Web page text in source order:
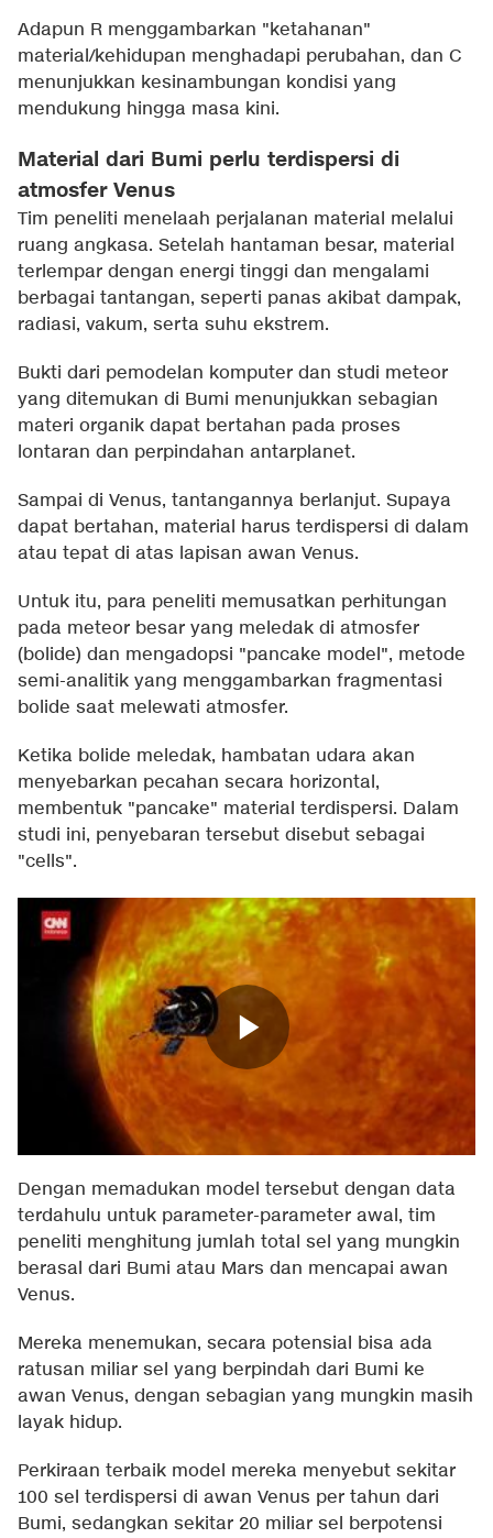
Adapun R menggambarkan "ketahanan"
material/kehidupan menghadapi perubahan, dan C
menunjukkan kesinambungan kondisi yang
mendukung hingga masa kini.
Material dari Bumi perlu terdispersi di
atmosfer Venus
Tim peneliti menelaah perjalanan material melalui
ruang angkasa. Setelah hantaman besar, material
terlempar dengan energi tinggi dan mengalami
berbagai tantangan, seperti panas akibat dampak,
radiasi, vakum, serta suhu ekstrem.
Bukti dari pemodelan komputer dan studi meteor
yang ditemukan di Bumi menunjukkan sebagian
materi organik dapat bertahan pada proses
lontaran dan perpindahan antarplanet.
Sampai di Venus, tantangannya berlanjut. Supaya
dapat bertahan, material harus terdispersi di dalam
atau tepat di atas lapisan awan Venus.
Untuk itu, para peneliti memusatkan perhitungan
pada meteor besar yang meledak di atmosfer
(bolide) dan mengadopsi "pancake model", metode
semi-analitik yang menggambarkan fragmentasi
bolide saat melewati atmosfer.
Ketika bolide meledak, hambatan udara akan
menyebarkan pecahan secara horizontal,
membentuk "pancake" material terdispersi. Dalam
studi ini, penyebaran tersebut disebut sebagai
"cells".
Dengan memadukan model tersebut dengan data
terdahulu untuk parameter-parameter awal, tim
peneliti menghitung jumlah total sel yang mungkin
berasal dari Bumi atau Mars dan mencapai awan
Venus.
Mereka menemukan, secara potensial bisa ada
ratusan miliar sel yang berpindah dari Bumi ke
awan Venus, dengan sebagian yang mungkin masih
layak hidup.
Perkiraan terbaik model mereka menyebut sekitar
100 sel terdispersi di awan Venus per tahun dari
Bumi, sedangkan sekitar 20 miliar sel berpotensi